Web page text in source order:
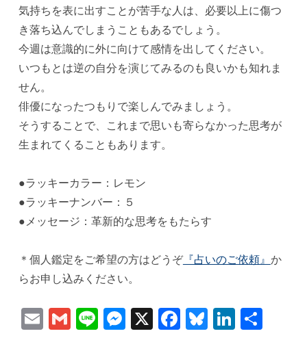
気持ちを表に出すことが苦手な人は、必要以上に傷つ
き落ち込んでしまうこともあるでしょう。
今週は意識的に外に向けて感情を出してください。
いつもとは逆の自分を演じてみるのも良いかも知れま
せん。
俳優になったつもりで楽しんでみましょう。
そうすることで、これまで思いも寄らなかった思考が
生まれてくることもあります。
●ラッキーカラー：レモン
●ラッキーナンバー：５
●メッセージ：革新的な思考をもたらす
＊個人鑑定をご希望の方はどうぞ『占いのご依頼』 か
らお申し込みください。
EmailGmail
LineMessenger
X Facebook
Bluesky
共